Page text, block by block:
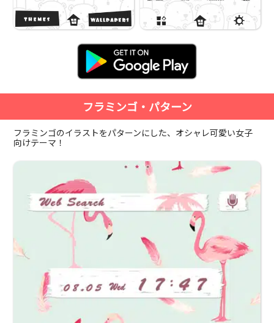
フラミンゴ・パターン
フラミンゴのイラストをパターンにした、オシャレ可愛い女子
向けテーマ！